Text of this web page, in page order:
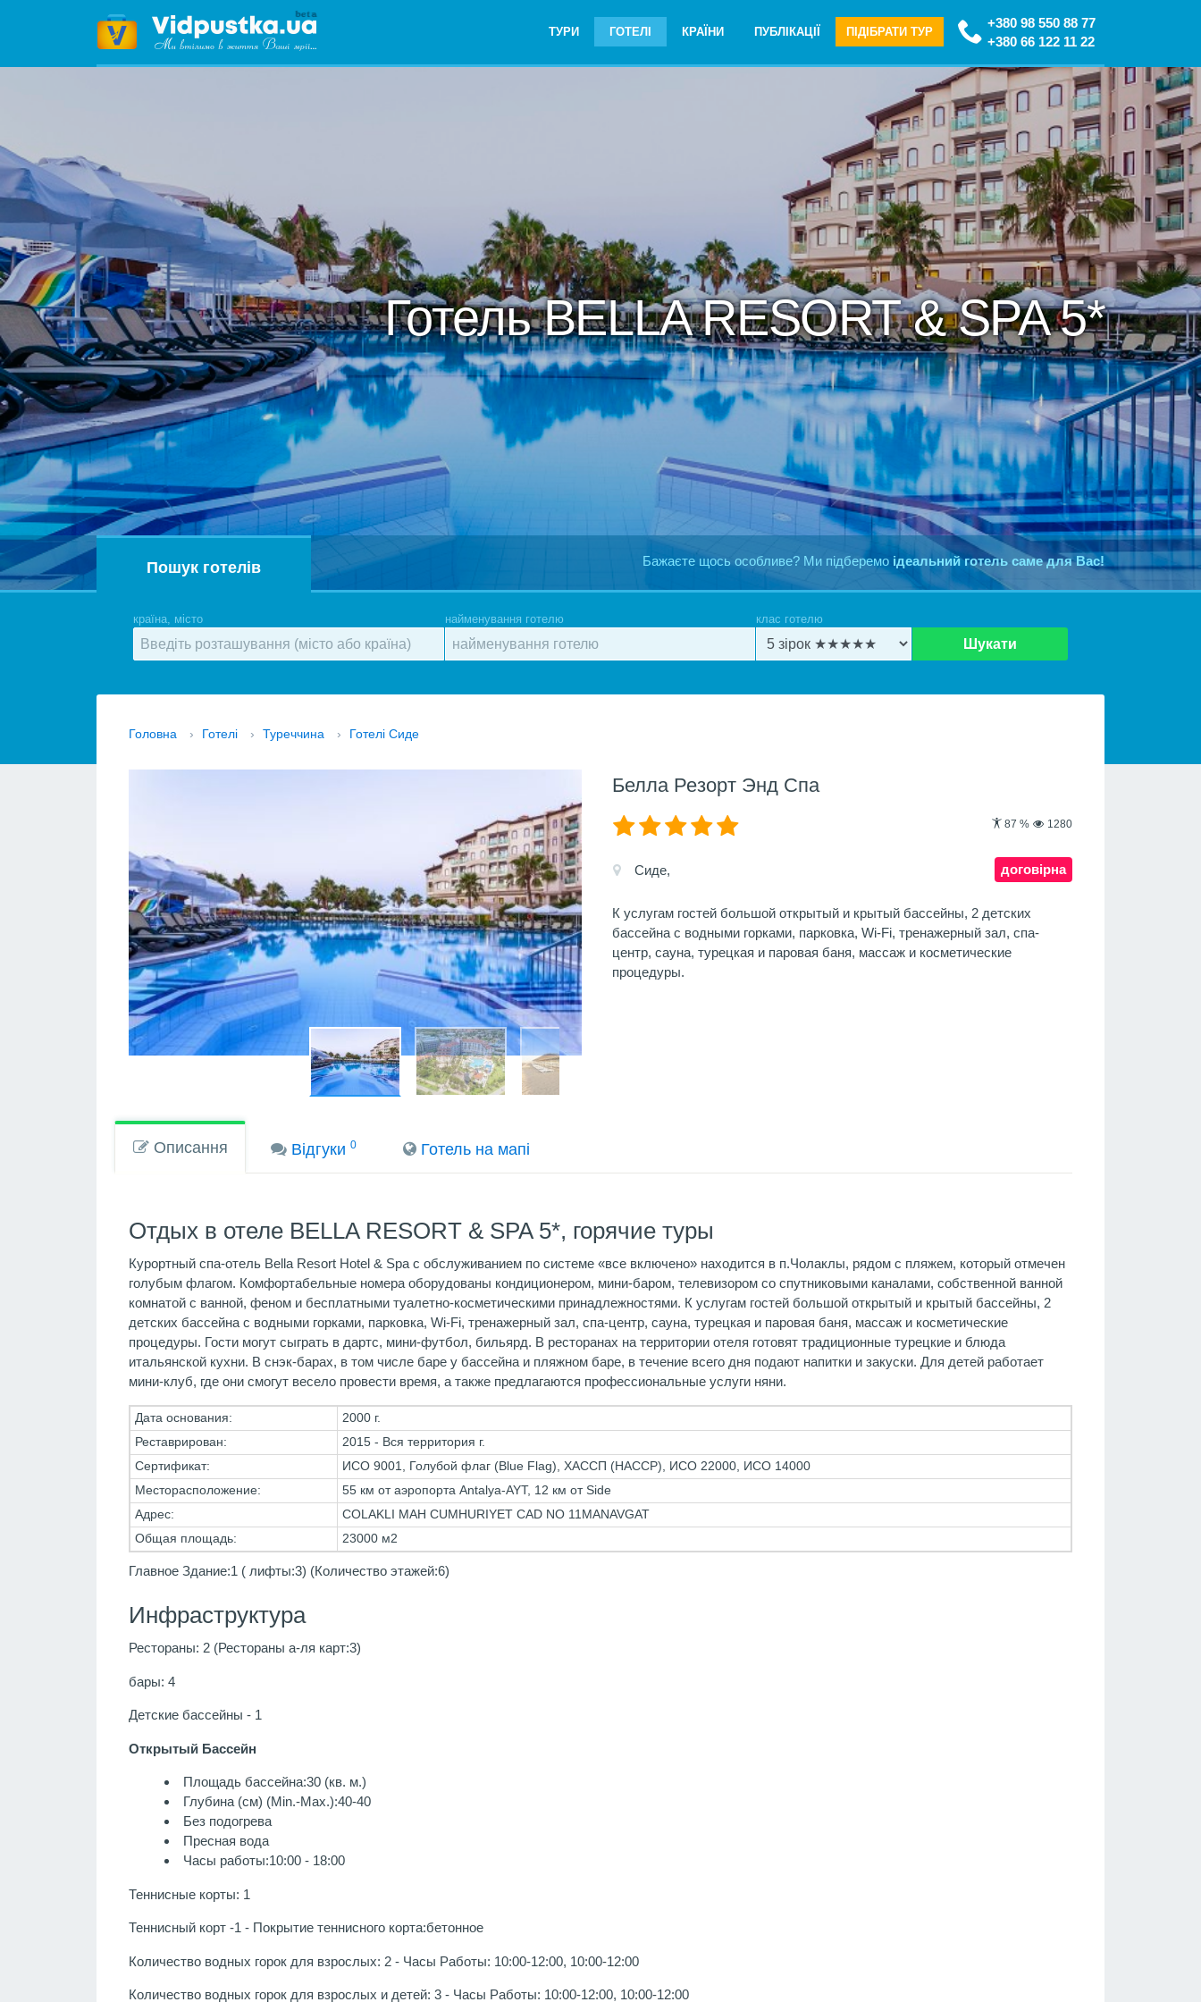
+380 98 550 88 77
+380 66 122 11 22
ТУРИ ГОТЕЛІ КРАЇНИ ПУБЛІКАЦІЇ ПІДІБРАТИ ТУР
Готель BELLA RESORT & SPA 5*
Бажаєте щось особливе? Ми підберемо ідеальний готель саме для Вас!
Пошук готелів
країна, місто найменування готелю клас готелю
Шукати
Головна › Готелі › Туреччина › Готелі Сиде
Белла Резорт Энд Спа
87 % 1280
договірна
Сиде,
К услугам гостей большой открытый и крытый бассейны, 2 детских
бассейна с водными горками, парковка, Wi-Fi, тренажерный зал, спа-
центр, сауна, турецкая и паровая баня, массаж и косметические
процедуры.
Описання Вiдгуки0 Готель на мапi
Отдых в отеле BELLA RESORT & SPA 5*, горячие туры
Курортный спа-отель Bella Resort Hotel & Spa с обслуживанием по системе «все включено» находится в п.Чолаклы, рядом с пляжем, который отмечен
голубым флагом. Комфортабельные номера оборудованы кондиционером, мини-баром, телевизором со спутниковыми каналами, собственной ванной
комнатой с ванной, феном и бесплатными туалетно-косметическими принадлежностями. К услугам гостей большой открытый и крытый бассейны, 2
детских бассейна с водными горками, парковка, Wi-Fi, тренажерный зал, спа-центр, сауна, турецкая и паровая баня, массаж и косметические
процедуры. Гости могут сыграть в дартс, мини-футбол, бильярд. В ресторанах на территории отеля готовят традиционные турецкие и блюда
итальянской кухни. В снэк-барах, в том числе баре у бассейна и пляжном баре, в течение всего дня подают напитки и закуски. Для детей работает
мини-клуб, где они смогут весело провести время, а также предлагаются профессиональные услуги няни.
Дата основания:
2000 г.
Реставрирован:
2015 - Вся территория г.
Сертификат:
ИСО 9001, Голубой флаг (Blue Flag), ХАССП (HACCP), ИСО 22000, ИСО 14000
Месторасположение:
55 км от аэропорта Antalya-AYT, 12 км от Side
Адрес:
COLAKLI MAH CUMHURIYET CAD NO 11MANAVGAT
Общая площадь:
23000 м2
Главное Здание:1 ( лифты:3) (Количество этажей:6)
Инфраструктура
Рестораны: 2 (Рестораны а-ля карт:3)
бары: 4
Детские бассейны - 1
Открытый Бассейн
Площадь бассейна:30 (кв. м.)
Глубина (см) (Min.-Max.):40-40
Без подогрева
Пресная вода
Часы работы:10:00 - 18:00
Теннисные корты: 1
Теннисный корт -1 - Покрытие теннисного корта:бетонное
Количество водных горок для взрослых: 2 - Часы Работы: 10:00-12:00, 10:00-12:00
Количество водных горок для взрослых и детей: 3 - Часы Работы: 10:00-12:00, 10:00-12:00